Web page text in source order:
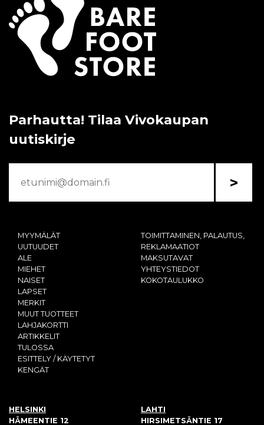
Parhautta! Tilaa Vivokaupan
uutiskirje
>
MYYMÄLÄT
UUTUUDET
ALE
MIEHET
NAISET
LAPSET
MERKIT
MUUT TUOTTEET
LAHJAKORTTI
ARTIKKELIT
TULOSSA
ESITTELY / KÄYTETYT
KENGÄT
TOIMITTAMINEN, PALAUTUS,
REKLAMAATIOT
MAKSUTAVAT
YHTEYSTIEDOT
KOKOTAULUKKO
HELSINKI
HÄMEENTIE 12
LAHTI
HIRSIMETSÄNTIE 17